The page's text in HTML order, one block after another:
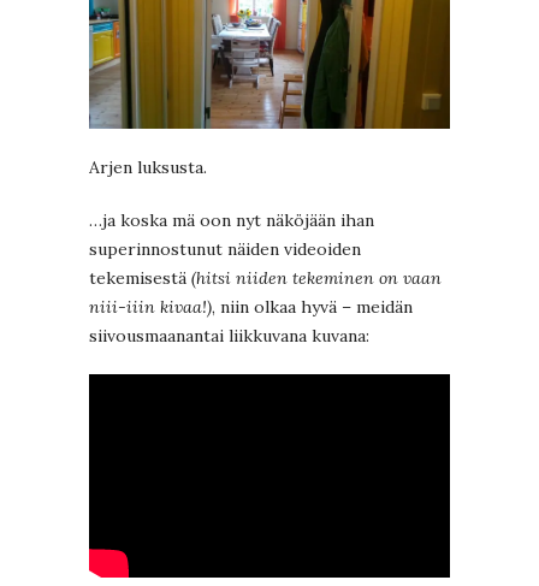
Arjen luksusta.
…ja koska mä oon nyt näköjään ihan
superinnostunut näiden videoiden
tekemisestä (hitsi niiden tekeminen on vaan
niii-iiin kivaa!), niin olkaa hyvä – meidän
siivousmaanantai liikkuvana kuvana: